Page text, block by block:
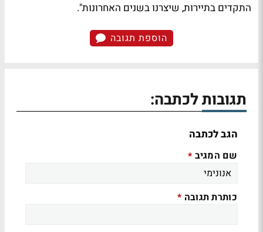
התקדים בתיירות, שיצרנו בשנים האחרונות".
הוספת תגובה
תגובות לכתבה:
הגב לכתבה
שם המגיב *
כותרת תגובה *